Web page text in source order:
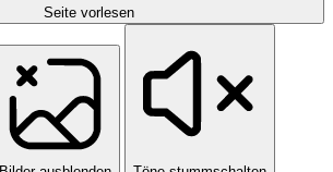
Seite vorlesen